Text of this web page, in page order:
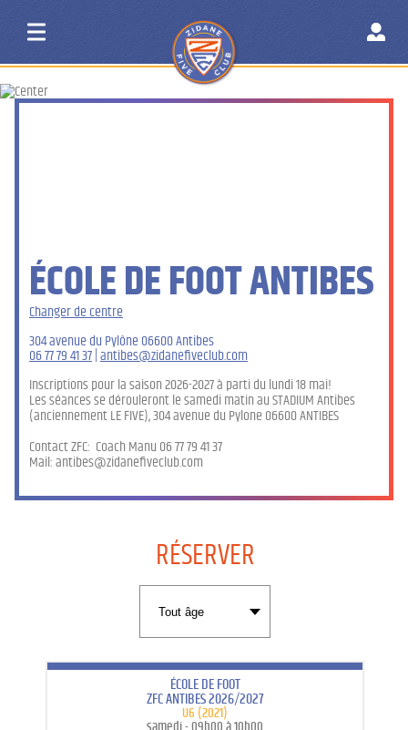
ÉCOLE DE FOOT ANTIBES
Changer de centre
304 avenue du Pylône 06600 Antibes
06 77 79 41 37 antibes@zidanefiveclub.com
Inscriptions pour la saison 2026-2027 à parti du lundi 18 mai!
Les séances se dérouleront le samedi matin au STADIUM Antibes
(anciennement LE FIVE), 304 avenue du Pylone 06600 ANTIBES
Contact ZFC: Coach Manu 06 77 79 41 37
Mail: antibes@zidanefiveclub.com
RÉSERVER
ÉCOLE DE FOOT
ZFC ANTIBES 2026/2027
U6 (2021)
samedi - 09h00 à 10h00